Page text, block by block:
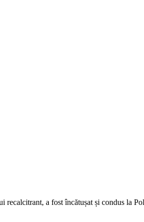
recalcitrant, a fost încătușat și condus la